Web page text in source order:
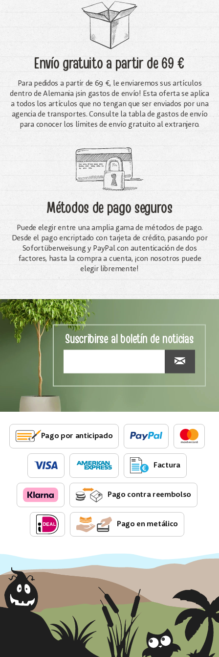
Envío gratuitoa partir de 69 €
Para pedidos a partir de 69 €, le enviaremos sus artículos
dentro de Alemania ¡sin gastos de envío! Esta oferta se aplica
a todos los artículos que no tengan que ser enviados por una
agencia de transportes. Consulte la tabla de gastos de envío
para conocer los límites de envío gratuito al extranjero.
Métodos de pago seguros
Puede elegir entre una amplia gama de métodos de pago.
Desde el pago encriptado con tarjeta de crédito, pasando por
Sofortüberweisung y PayPal con autenticación de dos
factores, hasta la compra a cuenta, ¡con nosotros puede
elegir libremente!
Suscribirse al boletín de noticias
Pago por anticipado
Factura
Pago contra reembolso
Pago en metálico